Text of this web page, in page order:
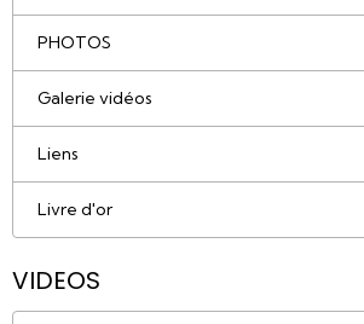
PHOTOS
Galerie vidéos
Liens
Livre d'or
VIDEOS